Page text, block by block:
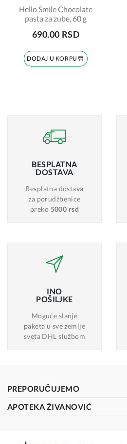
Hello Smile Chocolate
pasta za zube, 60 g
690.00 RSD
DODAJ U KORPU
BESPLATNA
DOSTAVA
Besplatna dostava
za porudžbenice
preko 5000 rsd
INO
POŠILJKE
Moguće slanje
paketa u sve zemlje
sveta DHL službom
PREPORUČUJEMO
APOTEKA ŽIVANOVIĆ